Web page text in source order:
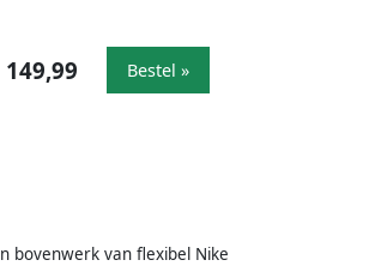
149,99 Bestel »
bovenwerk van flexibel Nike